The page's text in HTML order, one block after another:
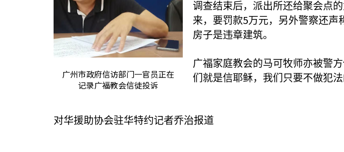
广州市政府信访部门一官员正在
记录广福教会信徒投诉
调查结束后，派出所还给聚会点
来，要罚款5万元，另外警察还声
房子是违章建筑。
广福家庭教会的马可牧师亦被警
们就是信耶稣，我们只要不做犯
对华援助协会驻华特约记者乔治报道